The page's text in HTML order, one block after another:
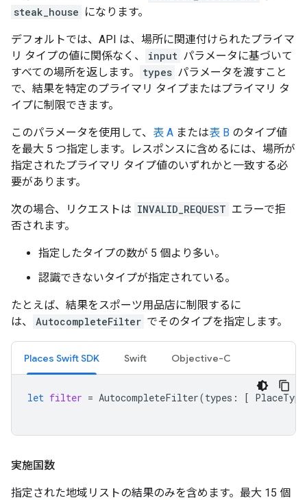
steak_house になります。
デフォルトでは、API は、場所に関連付けられたプライマ
リ タイプの値に関係なく、
input パラメータに基づいて
すべての場所を返します。
types パラメータを渡すこと
で、結果を特定のプライマリ タイプまたはプライマリ タ
イプに制限できます。
このパラメータを使用して、 表 A または表 B のタイプ値
を最大 5 つ指定します。レスポンスに含めるには、場所が
指定されたプライマリ タイプ値のいずれかと一致する必
要があります。
次の場合、リクエストは INVALID_REQUEST エラーで拒
否されます。
指定したタイプの数が 5 個より多い。
認識できないタイプが指定されている。
たとえば、結果をスポーツ用品店に制限するに
は、
AutocompleteFilter でそのタイプを指定します。
Places Swift SDK Swift Objective-C
let filter = AutocompleteFilter(types : [ PlaceType
実施国数
指定された地域リストの結果のみを含めます。最大 15 個